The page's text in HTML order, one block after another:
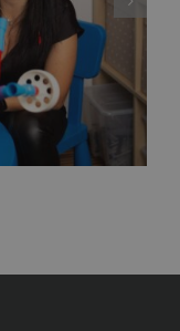
de ”analist
specialistul care
copiilor cu